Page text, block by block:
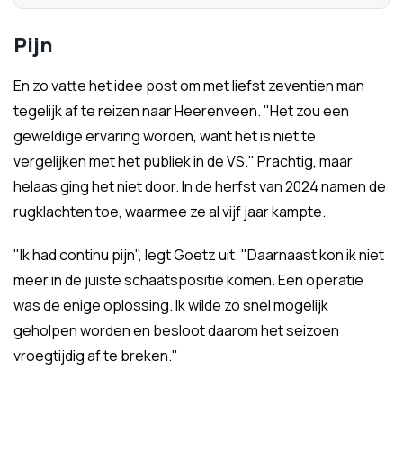
Pijn
En zo vatte het idee post om met liefst zeventien man
tegelijk af te reizen naar Heerenveen. "Het zou een
geweldige ervaring worden, want het is niet te
vergelijken met het publiek in de VS." Prachtig, maar
helaas ging het niet door. In de herfst van 2024 namen de
rugklachten toe, waarmee ze al vijf jaar kampte.
"Ik had continu pijn", legt Goetz uit. "Daarnaast kon ik niet
meer in de juiste schaatspositie komen. Een operatie
was de enige oplossing. Ik wilde zo snel mogelijk
geholpen worden en besloot daarom het seizoen
vroegtijdig af te breken."